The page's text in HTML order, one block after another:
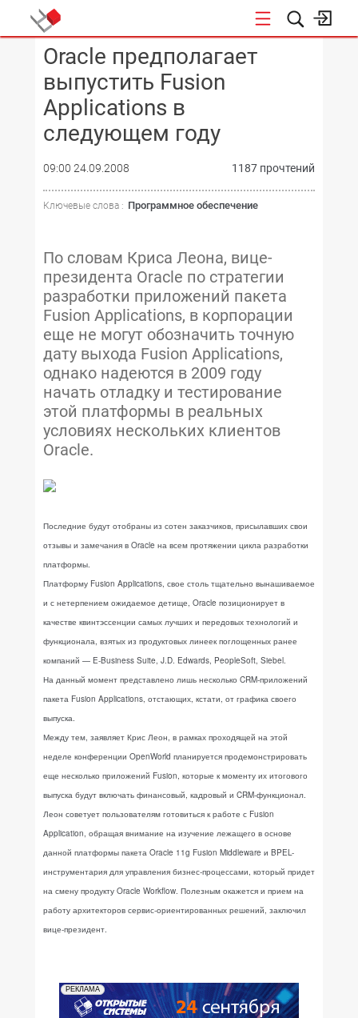
КОНФЕРЕНЦИИ
Oracle предполагает
выпустить Fusion
Applications в
следующем году
09:00 24.09.2008 1187 прочтений
Ключевые слова : Программное обеспечение
По словам Криса Леона, вице-
президента Oracle по стратегии
разработки приложений пакета
Fusion Applications, в корпорации
еще не могут обозначить точную
дату выхода Fusion Applications,
однако надеются в 2009 году
начать отладку и тестирование
этой платформы в реальных
условиях нескольких клиентов
Oracle.
Последние будут отобраны из сотен заказчиков, присылавших свои
отзывы и замечания в Oracle на всем протяжении цикла разработки
платформы.
Платформу Fusion Applications, свое столь тщательно вынашиваемое
и с нетерпением ожидаемое детище, Oracle позиционирует в
качестве квинтэссенции самых лучших и передовых технологий и
функционала, взятых из продуктовых линеек поглощенных ранее
компаний — E-Business Suite, J.D. Edwards, PeopleSoft, Siebel.
На данный момент представлено лишь несколько CRM-приложений
пакета Fusion Applications, отстающих, кстати, от графика своего
выпуска.
Между тем, заявляет Крис Леон, в рамках проходящей на этой
неделе конференции OpenWorld планируется продемонстрировать
еще несколько приложений Fusion, которые к моменту их итогового
выпуска будут включать финансовый, кадровый и CRM-функционал.
Леон советует пользователям готовиться к работе с Fusion
Application, обращая внимание на изучение лежащего в основе
данной платформы пакета Oracle 11g Fusion Middleware и BPEL-
инструментария для управления бизнес-процессами, который придет
на смену продукту Oracle Workflow. Полезным окажется и прием на
работу архитекторов сервис-ориентированных решений, заключил
вице-президент.
РЕКЛАМА